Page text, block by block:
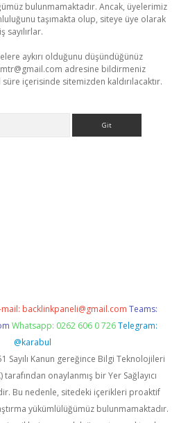
bulunmamaktadır. Ancak, üyelerimiz
taşımakta olup, siteye üye olarak
sayılırlar.
aykırı olduğunu düşündüğünüz
adresine bildirmeniz
içerisinde sitemizden kaldırılacaktır.
mail: backlinkpaneli@gmail.com Teams:
Whatsapp: 0262 606 0 726 Telegram:
@karabul
Sayılı Kanun gereğince Bilgi Teknolojileri
onaylanmış bir Yer Sağlayıcı
Bu nedenle, sitedeki içerikleri proaktif
yükümlülüğümüz bulunmamaktadır.